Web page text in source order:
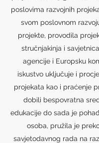
poslovima razvojnih
svom poslovnom
projekte, provodila
stručnjakinja i
agencije i Europsku
iskustvo uključuje i
projekata kao i praćenje
dobili bespovratna
edukacije do sada je
osoba, pružila je
savjetodavnog rada na